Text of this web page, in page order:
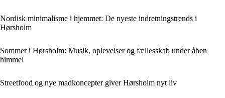
Nordisk minimalisme i hjemmet: De nyeste indretningstrends i
Hørsholm
Sommer i Hørsholm: Musik, oplevelser og fællesskab under åben
himmel
Streetfood og nye madkoncepter giver Hørsholm nyt liv